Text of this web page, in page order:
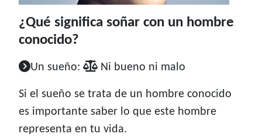
¿Qué significa soñar con un hombre
conocido?
Un sueño: Ni bueno ni malo
Si el sueño se trata de un hombre conocido
es importante saber lo que este hombre
representa en tu vida.